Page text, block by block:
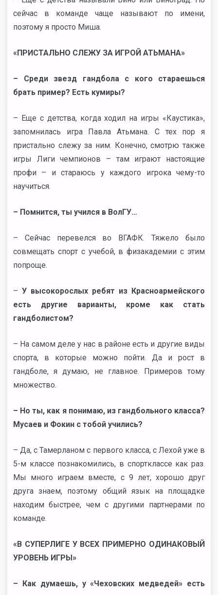
сейчас в команде чаще называют по имени,
поэтому я просто Миша.
«ПРИСТАЛЬНО СЛЕЖУ ЗА ИГРОЙ АТЬМАНА»
– Среди звезд гандбола с кого стараешься
брать пример? Есть кумиры?
– Еще с детства, когда ходил на игры «Каустика»,
запомнилась игра Павла Атьмана. С тех пор я
пристально слежу за ним. Конечно, смотрю также
игры Лиги чемпионов – там играют настоящие
профи – и стараюсь у каждого игрока чему-то
научиться.
– Помнится, ты учился в ВолГУ…
– Сейчас перевелся во ВГАФК. Тяжело было
совмещать спорт с учебой, в физакадемии с этим
попроще.
– У высокорослых ребят из Красноармейского
есть другие варианты, кроме как стать
гандболистом?
– На самом деле у нас в районе есть и другие виды
спорта, в которые можно пойти. Да и рост в
гандболе, я думаю, не главное. Примеров тому
множество.
– Но ты, как я понимаю, из гандбольного класса?
Мусаев и Фокин с тобой учились?
– Да, с Тамерланом с первого класса, с Лехой уже в
5-м классе познакомились, в спортклассе как раз.
Мы много играем вместе, с 9 лет, хорошо друг
друга знаем, поэтому общий язык на площадке
находим быстрее, чем с другими партнерами по
команде.
«В СУПЕРЛИГЕ У ВСЕХ ПРИМЕРНО ОДИНАКОВЫЙ
УРОВЕНЬ ИГРЫ»
– Как думаешь, у «Чеховских медведей» есть